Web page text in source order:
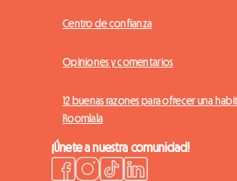
Centro de confianza
Opiniones y comentarios
12 buenas razones para ofrecer una
Roomlala
¡Únete a nuestra comunidad!